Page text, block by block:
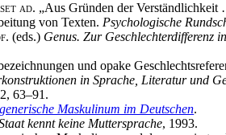
ad. „Aus Gründen der Verständlichkeit
von Texten. Psychologische
. (eds.) Genus. Zur Geschlechterdifferenz
und opake
in Sprache, Literatur und
63–91 .
Maskulinum im Deutschen.
kennt keine Muttersprache, 1993.